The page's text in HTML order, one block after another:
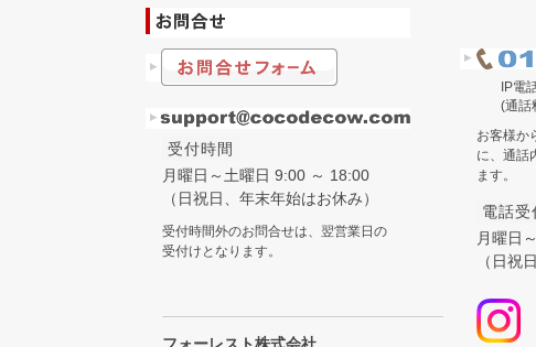
受付時間
月曜日～土曜日 9:00 ～ 18:00
（日祝日、年末年始はお休み）
受付時間外のお問合せは、翌営業日の
受付けとなります。
フォーレスト株式会社
IP電
(通話
お客様か
に、通話
ます。
電話受
月曜日
（日祝